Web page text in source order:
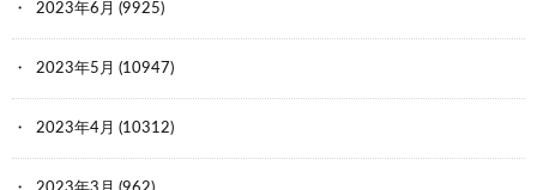
2023年6月 (9925)
2023年5月 (10947)
2023年4月 (10312)